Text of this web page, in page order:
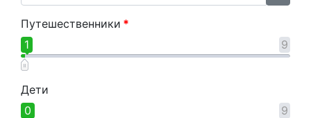
Путешественники *
9
1
Дети
9
0